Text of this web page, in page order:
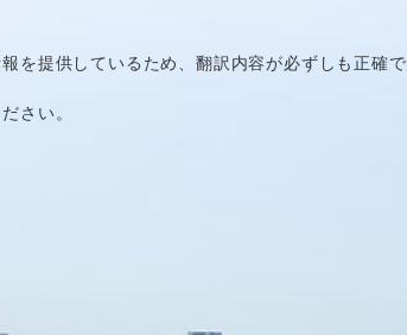
を提供しているため、翻訳内容が必ずしも正確で
さい。